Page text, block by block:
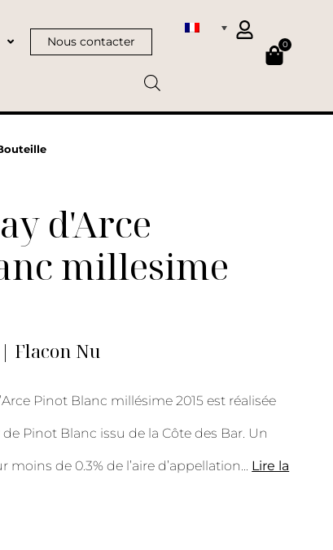
Nous contacter 0
d'Arce
millesime
Flacon Nu
Pinot Blanc millésime 2015 est réalisée
Pinot Blanc issu de la Côte des Bar. Un
moins de 0.3% de l’aire d’appellation... Lire la